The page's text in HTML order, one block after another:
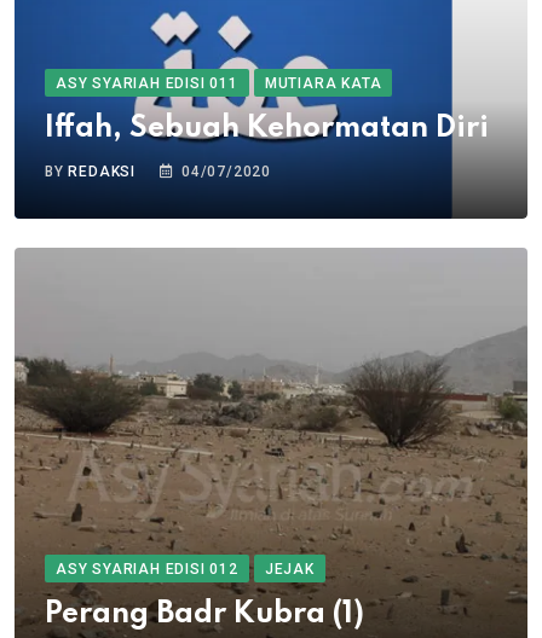
ASY SYARIAH EDISI 011 MUTIARA KATA
Iffah, Sebuah Kehormatan Diri
BY REDAKSI 04/07/2020
ASY SYARIAH EDISI 012 JEJAK
Perang Badr Kubra (1)